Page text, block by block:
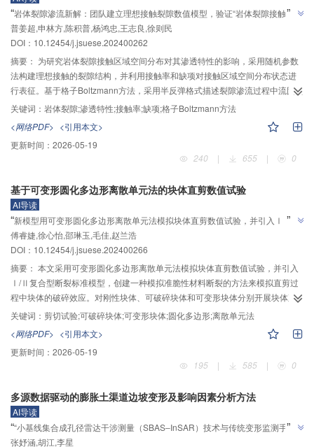
征，细观与宏观破坏特征具有良好的对应关系；4）所建立的水岩耦合非线性黏
弹塑性蠕变模型能准确表征不同围压和渗透压条件下的蠕变全过程特征。本文
模型以围压和渗透压为变量，参数确定方法简便可靠，基于室内试验数据获得
的计算结果与实测值吻合良好。
“岩体裂隙渗流新解：团队建立理想接触裂隙数值模型，验证“岩体裂隙接触率越
大，其过流空间越小，流体绕流路径越长，使渗流流速变缓，从而降低了其渗
透率”，为地下工程防渗设计奠基。”
”
普姜超,申林方,陈积普,杨鸿忠,王志良,徐则民
DOI： 10.12454/j.jsuese.202400262
摘要： 为研究岩体裂隙接触区域空间分布对其渗透特性的影响，采用随机参数
法构建理想接触的裂隙结构，并利用接触率和缺项对接触区域空间分布状态进
行表征。基于格子Boltzmann方法，采用半反弹格式描述裂隙渗流过程中流固耦
合作用机制，建立模拟理想接触岩体裂隙渗流演化机制的数值计算模型；结合
接触裂隙渗流模型和网格精度验证该模型的有效性和计算精度，并讨论接触
率、接触空间分布和接触几何形状等因素对岩体裂隙渗透特性的影响。结果表
明：岩体裂隙接触率越大，其过流空间越小，流体绕流路径越长，使渗流流速
变缓，从而降低了其渗透率；截面平均流速、截面平均压降与裂隙过流面积成
剧，渗流流线的曲折度增大，流体流速减小，裂隙的过流能力降低；在接触率
为11.77%的情况下，缺项从1.42增加至4.76时，渗透率降低50.3%；当椭圆柱
接触的纵横轴比较小时，其几何形貌呈扁平细长状，接触区域的奇异性增大，
对流体流动的阻碍作用更加显著，纵横轴比从1.0减小到0.2，裂隙内平均流速从
1.49×10-4降至1.08×10-4 m/s。研究成果能为岩体接触裂隙渗透特性的定量评价
提供重要理论支撑。
关键词： 岩体裂隙;渗透特性;接触率;缺项;格子Boltzmann方法
<网络PDF> <引用本文>
更新时间： 2026-05-19
240
| 655 | 0
基于可变形圆化多边形离散单元法的块体直剪数值试验
AI导读
“新模型用可变形圆化多边形离散单元法模拟块体直剪数值试验，并引入ⅠⅡ复
合型断裂标准模型，创建了模拟准脆性材料断裂方法，为岩体工程剪切特性研
究提供新手段。”
”
傅睿婕,徐心怡,邵琳玉,毛佳,赵兰浩
DOI： 10.12454/j.jsuese.202400266
摘要： 本文采用可变形圆化多边形离散单元法模拟块体直剪数值试验，并引入
Ⅰ/Ⅱ复合型断裂标准模型，创建一种模拟准脆性材料断裂的方法来模拟直剪过
程中块体的破碎效应。对刚性块体、可破碎块体和可变形块体分别开展块体直
剪数值试验，分析刚性块体圆化程度对剪切应力、剪胀剪缩特性及法向接触力
各向异性系数的影响；通过可破碎块体的应力‒位移关系，对可破碎块体抗拉强
度进行敏感性分析，研究抗拉强度对剪切演化规律的影响，对比刚性块体、可
破碎块体和可变形块体的剪切特性。直剪试验结果表明：块体圆化程度对块体
剪切力学特性影响较大，尤其是切应力，刚性块体的自锁效应随着块体圆化程
力和法向接触力的各向异性系数也会随之增大；相同垂直向荷载作用下，刚性
块体、可破碎块体和可变形块体的剪切特性存在较大差异，刚性块体棱角之间
存在夹具效应，切应力较大，而可变形块体和可破碎块体内部发生变形，切应
力较小。模拟结果说明，基于刚体假定的块体直剪数值试验无法反映块体真实
关键词： 剪切试验;可破碎块体;可变形块体;圆化多边形;离散单元法
<网络PDF> <引用本文>
更新时间： 2026-05-19
195
| 585 | 0
多源数据驱动的膨胀土渠道边坡变形及影响因素分析方法
AI导读
““小基线集合成孔径雷达干涉测量（SBAS‒InSAR）技术与传统变形监测手段”
揭示膨胀土渠坡变形规律，为安全监控提供解决方案
”
张妤涵,胡江,李星